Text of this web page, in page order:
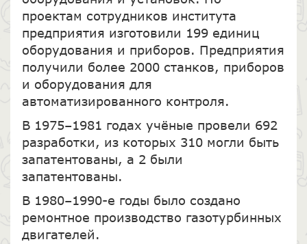
проектам сотрудников института
предприятия изготовили 199 единиц
оборудования и приборов. Предприятия
получили более 2000 станков, приборов
и оборудования для
автоматизированного контроля.
В 1975–1981 годах учёные провели 692
разработки, из которых 310 могли быть
запатентованы, а 2 были
запатентованы.
В 1980–1990-е годы было создано
ремонтное производство газотурбинных
двигателей.